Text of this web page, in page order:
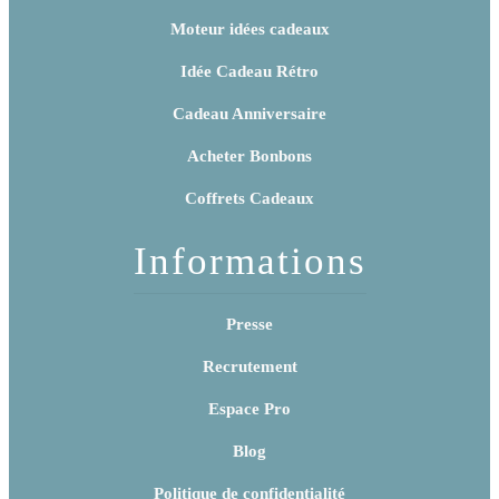
Moteur idées cadeaux
Idée Cadeau Rétro
Cadeau Anniversaire
Acheter Bonbons
Coffrets Cadeaux
Informations
Presse
Recrutement
Espace Pro
Blog
Politique de confidentialité